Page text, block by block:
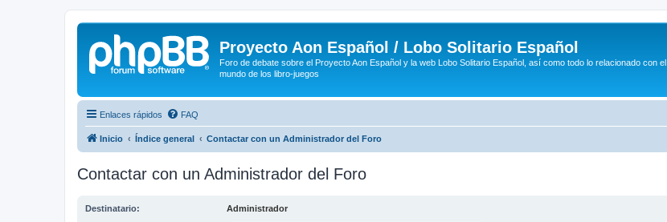
Proyecto Aon Español / Lobo Solitario Español
Foro de debate sobre el Proyecto Aon Español y la web Lobo Solitario Español, así como todo lo relacionado con el
mundo de los libro-juegos
Enlaces rápidos FAQ
Inicio Índice general Contactar con un Administrador del Foro
Contactar con un Administrador del Foro
Destinatario: Administrador